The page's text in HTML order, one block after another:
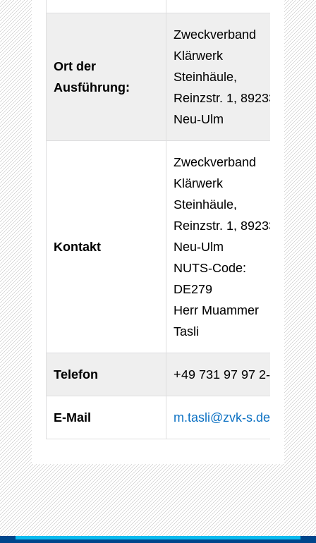
Ort der
Ausführung:
Zweckverband
Klärwerk
Steinhäule,
Reinzstr. 1, 89233
Neu-Ulm
Kontakt
Zweckverband
Klärwerk
Steinhäule,
Reinzstr. 1, 89233
Neu-Ulm
NUTS-Code:
DE279
Herr Muammer
Tasli
Telefon +49 731 97 97 2-80
E-Mail m.tasli@zvk-s.de